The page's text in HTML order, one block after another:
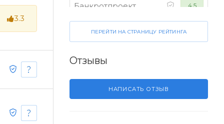
Банкротпроект 4.5
Коллегия юристов
"Финансист"
ПЕРЕЙТИ НА СТРАНИЦУ РЕЙТИНГА
Отзывы
НАПИСАТЬ ОТЗЫВ
3.3